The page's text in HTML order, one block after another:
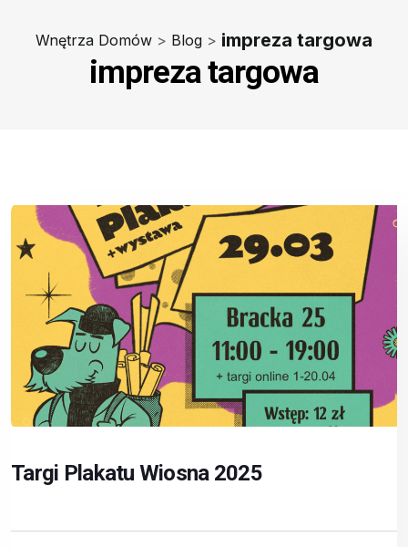
Wnętrza Domów > Blog > impreza targowa
impreza targowa
Targi Plakatu Wiosna 2025